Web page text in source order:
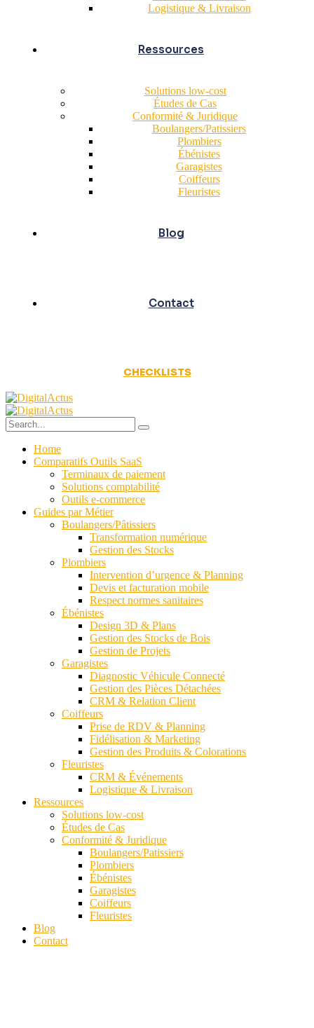
Logistique & Livraison
Ressources
Solutions low-cost
Études de Cas
Conformité & Juridique
Boulangers/Patissiers
Plombiers
Ébénistes
Garagistes
Coiffeurs
Fleuristes
Blog
Contact
CHECKLISTS
Home
Comparatifs Outils SaaS
Terminaux de paiement
Solutions comptabilité
Outils e-commerce
Guides par Métier
Boulangers/Pâtissiers
Transformation numérique
Gestion des Stocks
Plombiers
Intervention d’urgence & Planning
Devis et facturation mobile
Respect normes sanitaires
Ébénistes
Design 3D & Plans
Gestion des Stocks de Bois
Gestion de Projets
Garagistes
Diagnostic Véhicule Connecté
Gestion des Pièces Détachées
CRM & Relation Client
Coiffeurs
Prise de RDV & Planning
Fidélisation & Marketing
Gestion des Produits & Colorations
Fleuristes
CRM & Événements
Logistique & Livraison
Ressources
Solutions low-cost
Études de Cas
Conformité & Juridique
Boulangers/Patissiers
Plombiers
Ébénistes
Garagistes
Coiffeurs
Fleuristes
Blog
Contact